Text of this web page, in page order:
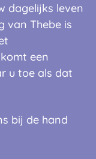
dagelijks leven
van Thebe is
komt een
u toe als dat
bij de hand